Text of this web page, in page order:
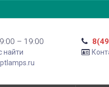
9:00 – 19:00
найти